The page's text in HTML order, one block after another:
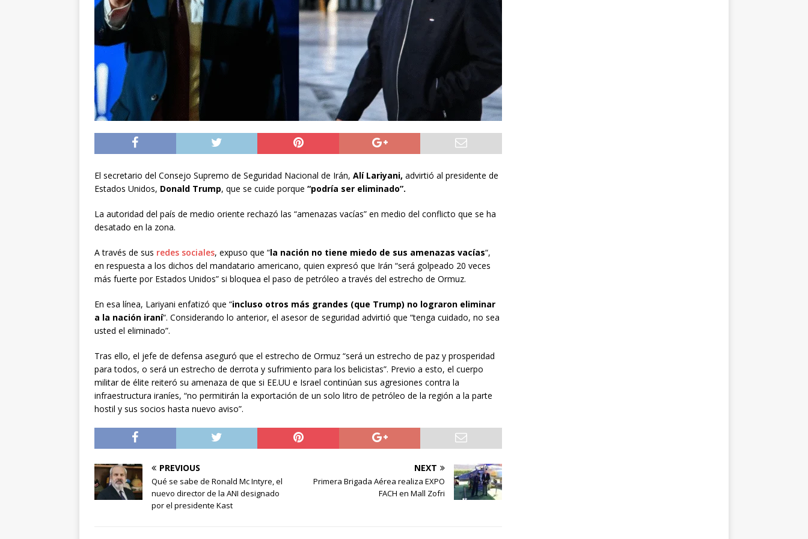
noviembre
INTERNACIONAL
[ 06/08/2026 ]
Alerta preventiva por influenza aviar tras nuevo hallazgo de ave
silvestre positiva en Iquique
IQUIQUE
[ 07/08/2026 ]
A 81 años del ataque en Hiroshima, Japón se abre a tener bombas
nucleares
INTERNACIONAL
El secretario del Consejo Supremo de Seguridad Nacional de Irán, Alí Lariyani, advirtió al presidente de
Estados Unidos, Donald Trump, que se cuide porque “podría ser eliminado”.
La autoridad del país de medio oriente rechazó las “amenazas vacías” en medio del conflicto que se ha
desatado en la zona.
A través de sus redes sociales, expuso que “la nación no tiene miedo de sus amenazas vacías“,
en respuesta a los dichos del mandatario americano, quien expresó que Irán “será golpeado 20 veces
más fuerte por Estados Unidos” si bloquea el paso de petróleo a través del estrecho de Ormuz.
En esa línea, Lariyani enfatizó que “incluso otros más grandes (que Trump) no lograron eliminar
a la nación iraní“. Considerando lo anterior, el asesor de seguridad advirtió que “tenga cuidado, no sea
usted el eliminado”.
Tras ello, el jefe de defensa aseguró que el estrecho de Ormuz “será un estrecho de paz y prosperidad
para todos, o será un estrecho de derrota y sufrimiento para los belicistas”. Previo a esto, el cuerpo
militar de élite reiteró su amenaza de que si EE.UU e Israel continúan sus agresiones contra la
infraestructura iraníes, “no permitirán la exportación de un solo litro de petróleo de la región a la parte
hostil y sus socios hasta nuevo aviso”.
PREVIOUS
Qué se sabe de Ronald Mc Intyre, el
nuevo director de la ANI designado
por el presidente Kast
NEXT
Primera Brigada Aérea realiza EXPO
FACH en Mall Zofri